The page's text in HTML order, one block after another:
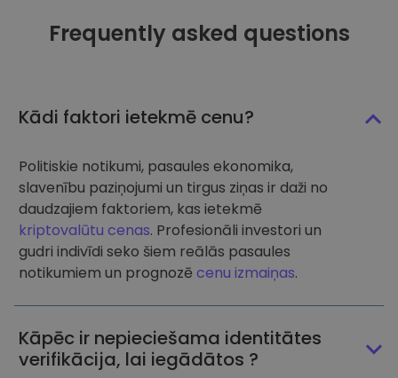
Frequently asked questions
Kādi faktori ietekmē cenu?
Politiskie notikumi, pasaules ekonomika,
slavenību paziņojumi un tirgus ziņas ir daži no
daudzajiem faktoriem, kas ietekmē
kriptovalūtu cenas. Profesionāli investori un
gudri indivīdi seko šiem reālās pasaules
notikumiem un prognozē cenu izmaiņas.
Kāpēc ir nepieciešama identitātes
verifikācija, lai iegādātos ?